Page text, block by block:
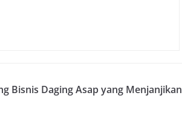
Bisnis Daging Asap yang Menjanjikan